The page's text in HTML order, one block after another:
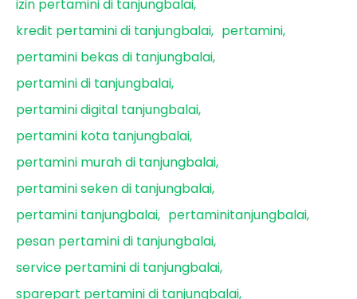
izin pertamini di tanjungbalai
kredit pertamini di tanjungbalai
pertamini
pertamini bekas di tanjungbalai
pertamini di tanjungbalai
pertamini digital tanjungbalai
pertamini kota tanjungbalai
pertamini murah di tanjungbalai
pertamini seken di tanjungbalai
pertamini tanjungbalai
pertaminitanjungbalai
pesan pertamini di tanjungbalai
service pertamini di tanjungbalai
sparepart pertamini di tanjungbalai